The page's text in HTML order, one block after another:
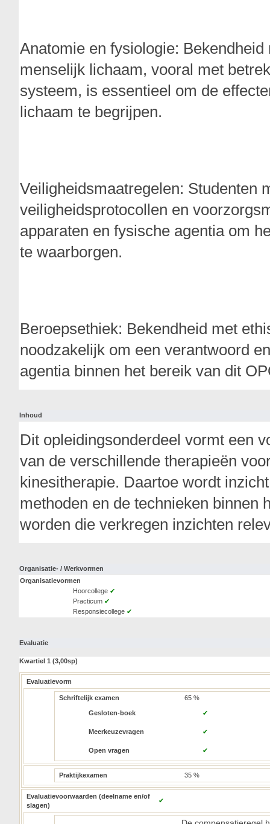
Anatomie en fysiologie:
menselijk lichaam, vooral met
systeem, is essentieel om de
lichaam te begrijpen.
Veiligheidsmaatregelen: Studenten
veiligheidsprotocollen en
apparaten en fysische agentia om
te waarborgen.
Beroepsethiek: Bekendheid met
noodzakelijk om een verantwoord
agentia binnen het bereik van dit
Inhoud
Dit opleidingsonderdeel vormt een
van de verschillende therapieën
kinesitherapie. Daartoe wordt
methoden en de technieken binnen
worden die verkregen inzichten
Organisatie- / Werkvormen
Organisatievormen
Hoorcollege ✔
Practicum ✔
Responsiecollege ✔
Evaluatie
Kwartiel 1 (3,00sp)
Evaluatievorm
Schriftelijk examen 65 %
Gesloten-boek ✔
Meerkeuzevragen ✔
Open vragen ✔
Praktijkexamen 35 %
Evaluatievoorwaarden (deelname en/of
slagen)
✔